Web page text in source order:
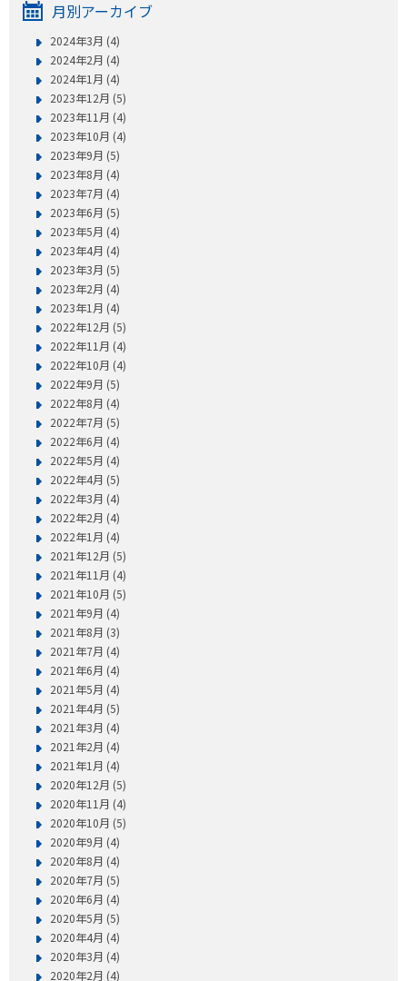
月別アーカイブ
2024年3月 (4)
2024年2月 (4)
2024年1月 (4)
2023年12月 (5)
2023年11月 (4)
2023年10月 (4)
2023年9月 (5)
2023年8月 (4)
2023年7月 (4)
2023年6月 (5)
2023年5月 (4)
2023年4月 (4)
2023年3月 (5)
2023年2月 (4)
2023年1月 (4)
2022年12月 (5)
2022年11月 (4)
2022年10月 (4)
2022年9月 (5)
2022年8月 (4)
2022年7月 (5)
2022年6月 (4)
2022年5月 (4)
2022年4月 (5)
2022年3月 (4)
2022年2月 (4)
2022年1月 (4)
2021年12月 (5)
2021年11月 (4)
2021年10月 (5)
2021年9月 (4)
2021年8月 (3)
2021年7月 (4)
2021年6月 (4)
2021年5月 (4)
2021年4月 (5)
2021年3月 (4)
2021年2月 (4)
2021年1月 (4)
2020年12月 (5)
2020年11月 (4)
2020年10月 (5)
2020年9月 (4)
2020年8月 (4)
2020年7月 (5)
2020年6月 (4)
2020年5月 (5)
2020年4月 (4)
2020年3月 (4)
2020年2月 (4)